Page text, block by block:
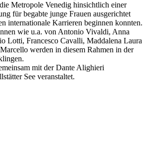
Metropole Venedig hinsichtlich einer
für begabte junge Frauen ausgerichtet
internationale Karrieren beginnen konnten.
wie u.a. von Antonio Vivaldi, Anna
Lotti, Francesco Cavalli, Maddalena Laura
werden in diesem Rahmen in der
mit der Dante Alighieri
See veranstaltet.